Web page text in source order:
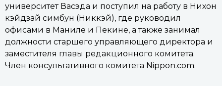
университет Васэда и поступил на работу в Нихон
кэйдзай симбун (Никкэй), где руководил
офисами в Маниле и Пекине, а также занимал
должности старшего управляющего директора и
заместителя главы редакционного комитета.
Член консультативного комитета Nippon.com.